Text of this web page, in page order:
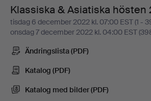
Klassiska
&
Asiatiska
hösten
Klassiska & Asiatiska hösten
tisdag 6 december 2022 kl. 07:00 EST (1 -
onsdag 7 december 2022 kl. 04:00 EST
Ändringslista (PDF)
Katalog (PDF)
Katalog med bilder (PDF)